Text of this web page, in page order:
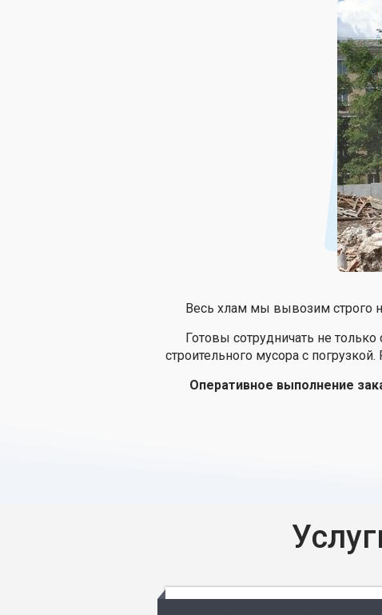
Весь хлам мы вывозим строго
Готовы сотрудничать не
строительного мусора с
Оперативное выполнение